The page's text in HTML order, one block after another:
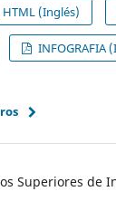
HTML (Inglés)
INFOGRAFIA
Superiores de